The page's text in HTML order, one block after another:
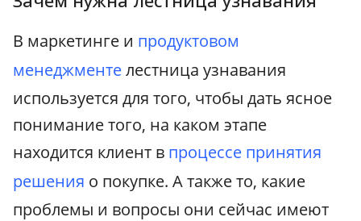
В маркетинге и продуктовом
менеджментелестница узнавания
используется для того, чтобы дать ясное
понимание того, на каком этапе
находится клиент в процессе принятия
решения о покупке. А также то, какие
проблемы и вопросы они сейчас имеют